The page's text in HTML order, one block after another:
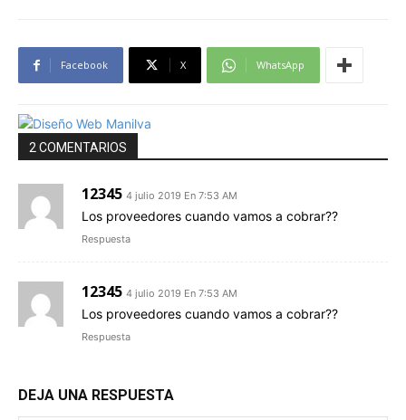
Facebook X WhatsApp
2 COMENTARIOS
12345 4 julio 2019 En 7:53 AM
Los proveedores cuando vamos a cobrar??
Respuesta
12345 4 julio 2019 En 7:53 AM
Los proveedores cuando vamos a cobrar??
Respuesta
DEJA UNA RESPUESTA